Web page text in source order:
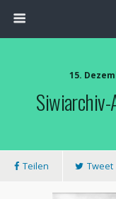
15.
Teilen Tweet